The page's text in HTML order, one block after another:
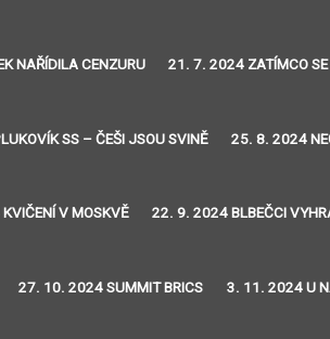
NAŘÍDILA CENZURU 21. 7. 2024 ZATÍMCO SE
SS – ČEŠI JSOU SVINĚ 25. 8. 2024
V MOSKVĚ 22. 9. 2024 BLBEČCI
27. 10. 2024 SUMMIT BRICS 3. 11. 2024 U